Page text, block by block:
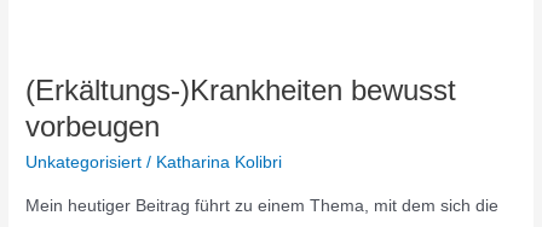
(Erkältungs-)Krankheiten bewusst
vorbeugen
Unkategorisiert / Katharina Kolibri
Mein heutiger Beitrag führt zu einem Thema, mit dem sich die
vorbeugen